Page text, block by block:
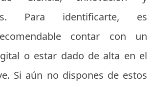
Para identificarte, es
contar con un
o estar dado de alta en el
Si aún no dispones de estos